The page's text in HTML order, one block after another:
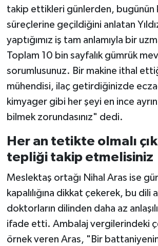
takip ettikleri günlerden, bugünün
süreçlerine geçildiğini anlatan
yaptığımız iş tam anlamıyla bir
Toplam 10 bin sayfalık gümrük
sorumlusunuz. Bir makine ithal
mühendisi, ilaç getirdiğinizde
kimyager gibi her şeyi en ince
bilmek zorundasınız" dedi.
Her an tetikte olmalı
tepliği takip etmelisiniz
Meslektaş ortağı Nihal Aras ise
kapalılığına dikkat çekerek, bu dili
doktorların dilinden daha az
ifade etti. Ambalaj vergilerindeki
örnek veren Aras, "Bir